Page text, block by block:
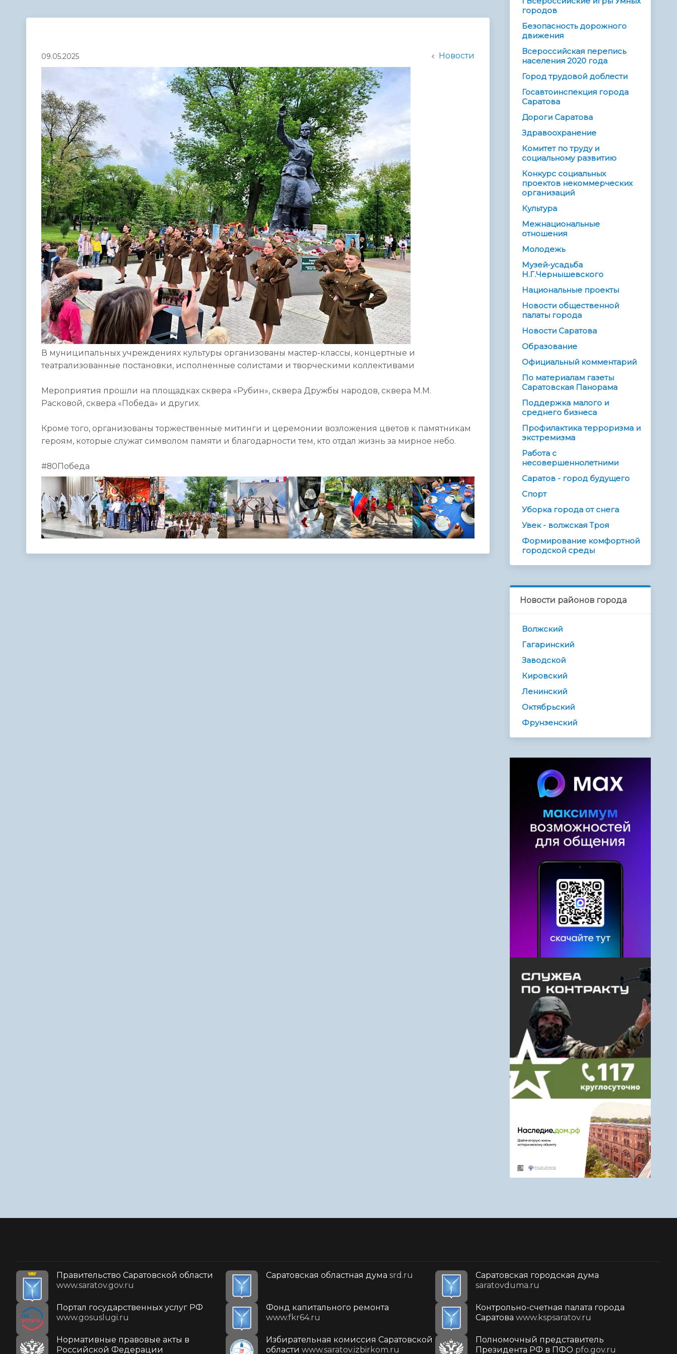
администрации
09.05.2025 Новости
В муниципальных учреждениях культуры организованы мастер-классы, концертные и
театрализованные постановки, исполненные солистами и творческими коллективами
Мероприятия прошли на площадках сквера «Рубин», сквера Дружбы народов, сквера М.М.
Расковой, сквера «Победа» и других.
Кроме того, организованы торжественные митинги и церемонии возложения цветов к памятникам
героям, которые служат символом памяти и благодарности тем, кто отдал жизнь за мирное небо.
#80Победа
городов
Безопасность дорожного
движения
Всероссийская перепись
населения 2020 года
Город трудовой доблести
Госавтоинспекция города
Саратова
Дороги Саратова
Здравоохранение
Комитет по труду и
социальному развитию
Конкурс социальных
проектов некоммерческих
организаций
Культура
Межнациональные
отношения
Молодежь
Музей-усадьба
Н.Г.Чернышевского
Национальные проекты
Новости общественной
палаты города
Новости Саратова
Образование
Официальный комментарий
По материалам газеты
Саратовская Панорама
Поддержка малого и
среднего бизнеса
Профилактика терроризма и
экстремизма
Работа с
несовершеннолетними
Саратов - город будущего
Спорт
Уборка города от снега
Увек - волжская Троя
Формирование комфортной
городской среды
Новости районов города
Волжский
Гагаринский
Заводской
Кировский
Ленинский
Октябрьский
Фрунзенский
Правительство Саратовской области
www.saratov.gov.ru
Саратовская областная дума srd.ru
Саратовская городская дума
saratovduma.ru
Портал государственных услуг РФ
www.gosuslugi.ru
Фонд капитального ремонта
www.fkr64.ru
Контрольно-счетная палата города
Саратова www.kspsaratov.ru
Нормативные правовые акты в
Российской Федерации
Избирательная комиссия Саратовской
области www.saratov.izbirkom.ru
Полномочный представитель
Президента РФ в ПФО pfo.gov.ru